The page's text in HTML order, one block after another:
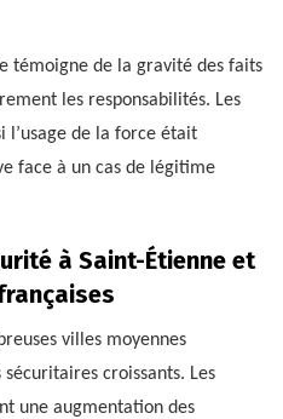
témoigne de la gravité des faits
les responsabilités. Les
de la force était
face à un cas de légitime
à Saint-Étienne et
villes moyennes
croissants. Les
une augmentation des